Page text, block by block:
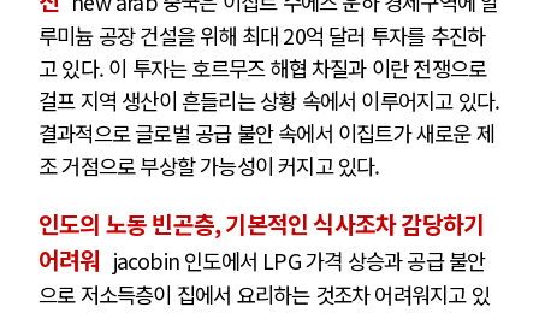
루미늄 공장 건설을 위해 최대 20억 달러 투자를 추진하
고 있다. 이 투자는 호르무즈 해협 차질과 이란 전쟁으로
걸프 지역 생산이 흔들리는 상황 속에서 이루어지고 있다.
결과적으로 글로벌 공급 불안 속에서 이집트가 새로운 제
조 거점으로 부상할 가능성이 커지고 있다.
인도의 노동 빈곤층, 기본적인 식사조차 감당하기
어려워 jacobin 인도에서 LPG 가격 상승과 공급 불안
으로 저소득층이 집에서 요리하는 것조차 어려워지고 있